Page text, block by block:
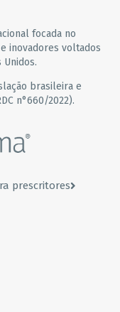
focada no
inovadores voltados
Unidos.
brasileira e
n°660/2022).
prescritores